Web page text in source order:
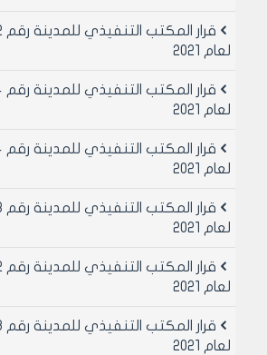
قرار
لعام 2021
لعام 2021
لعام 2021
لعام 2021
لعام 2021
لعام 2021